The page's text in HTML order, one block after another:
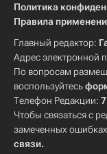
Политика
Правила
Главный редактор:
Адрес электронной
По вопросам
воспользуйтесь
Телефон Редакции:
Чтобы связаться с
замеченных
связи.